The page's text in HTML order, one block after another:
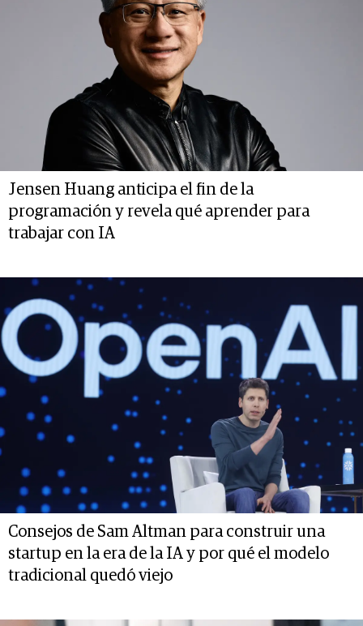
Jensen Huang anticipa el fin de la
programación y revela qué aprender para
trabajar con IA
Consejos de Sam Altman para construir una
startup en la era de la IA y por qué el modelo
tradicional quedó viejo